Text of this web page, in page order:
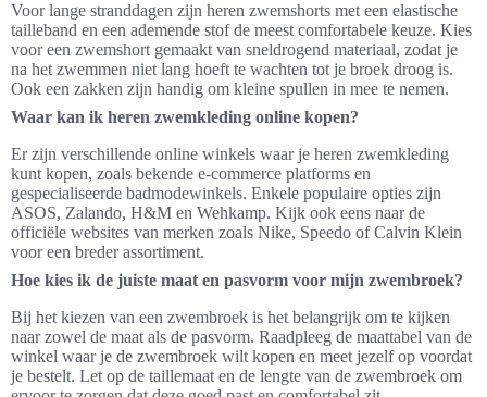
Voor lange stranddagen zijn heren zwemshorts met een elastische
tailleband en een ademende stof de meest comfortabele keuze. Kies
voor een zwemshort gemaakt van sneldrogend materiaal, zodat je
na het zwemmen niet lang hoeft te wachten tot je broek droog is.
Ook een zakken zijn handig om kleine spullen in mee te nemen.
Waar kan ik heren zwemkleding online kopen?
Er zijn verschillende online winkels waar je heren zwemkleding
kunt kopen, zoals bekende e-commerce platforms en
gespecialiseerde badmodewinkels. Enkele populaire opties zijn
ASOS, Zalando, H&M en Wehkamp. Kijk ook eens naar de
officiële websites van merken zoals Nike, Speedo of Calvin Klein
voor een breder assortiment.
Hoe kies ik de juiste maat en pasvorm voor mijn zwembroek?
Bij het kiezen van een zwembroek is het belangrijk om te kijken
naar zowel de maat als de pasvorm. Raadpleeg de maattabel van de
winkel waar je de zwembroek wilt kopen en meet jezelf op voordat
je bestelt. Let op de taillemaat en de lengte van de zwembroek om